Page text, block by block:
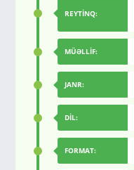
REYTİNQ:
MÜƏLLİF:
JANR:
DİL:
FORMAT: